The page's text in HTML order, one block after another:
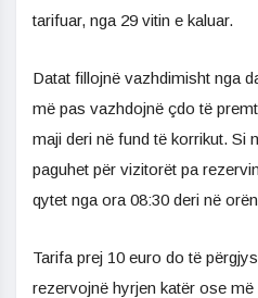
tarifuar, nga 29 vitin e kaluar.
Datat fillojnë vazhdimisht nga
më pas vazhdojnë çdo të
maji deri në fund të korrikut. Si
paguhet për vizitorët pa
qytet nga ora 08:30 deri në
Tarifa prej 10 euro do të
rezervojnë hyrjen katër ose më